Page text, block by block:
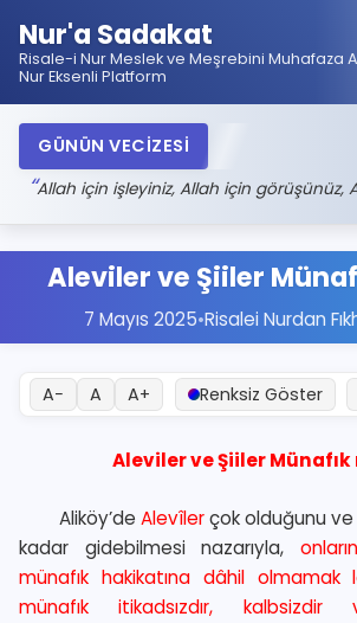
Nur'a Sadakat
Risale-i Nur Meslek ve Meşrebini Muhafaza
Nur Eksenli Platform
GÜNÜN VECİZESİ
Allah için işleyiniz, Allah için görüşünüz,
Aleviler ve Şiiler
7 Mayıs 2025•Risalei Nurdan
A− A A+ Renksiz Göster
Aleviler ve Şiiler Münafık
Aliköy’de Alevîlerçok olduğunu ve
kadar gidebilmesi nazarıyla,
münafık hakikatına dâhil olmamak
münafık itikadsızdır, kalbsizdir